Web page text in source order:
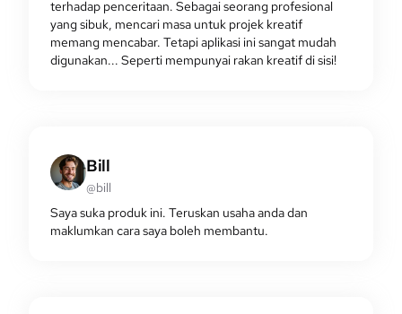
terhadap penceritaan. Sebagai seorang profesional
yang sibuk, mencari masa untuk projek kreatif
memang mencabar. Tetapi aplikasi ini sangat mudah
digunakan... Seperti mempunyai rakan kreatif di sisi!
Bill
@bill
Saya suka produk ini. Teruskan usaha anda dan
maklumkan cara saya boleh membantu.